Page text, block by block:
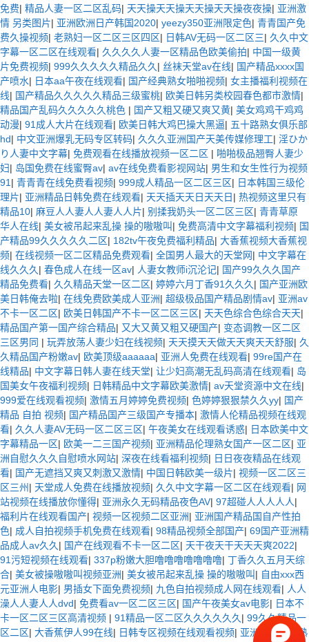
免费| 精品人妻一区二区乱码| 天天操天天操天天操天天操夜夜操| 亚洲激
情 另类图片| 亚洲欧洲日产韩国2020| yeezy350亚洲限定色| 青青国产免
费久操视频| 老熟妇一区二区三区四区| 日韩AV无码一区二区三| 久久中文
字幕一区二区在线观看| 久久久久人妻一区精品色欧美偷拍| 中国一级黄
片免费视频| 999久久久久久精品久久 | 丝袜天堂av在线| 国产精品xxxx国
产喷水| 日本aa午夜在线观看| 国产经典熟女啪啪视频| 女主播福利视频在
线| 国产精品久久久久久精品三级蜜桃| 欧美日韩另类校园春色都市激情|
精品国产乱码久久久久久桃色 | 国产又粗又硬又爽又黄| 美女鸡鸡干鸡鸡
动漫| 91成人大片在线观看| 欧美日韩大鸡巴操大黑逼| 五十路熟女俱乐部
hd| 中文亚洲爆乳无码专区转码| 久久久亚洲国产天美传媒修理工| 淫ひか
り人妻中文字幕| 免费观看在线播放视频一区二区 | 啪啪极品翘臀人妻少
妇| 岛国免费在线蜜臀av| av在线免费看影视网站| 男生和女生性行为视频
91 | 青青青在线免费看视频| 999成人精品一区二区三区| 日本韩国三级伦
理片| 亚洲精品日韩免费在线观看| 天天插天天日天天日 | 热视频这里只有
精品10| 麻豆人人妻人人妻人人片| 别揉我奶头一区二区三区| 青青草原
华人在线| 美女被吊起来乱操 操的嗷嗷叫| 免费高清中文字幕福利视频| 国
产精品99久久久久久二区| 182tv午夜免费福利精品| 大香蕉视频大香蕉视
频| 在线视频一区二区精品免费观看| 全国男人最大的天堂网| 中文字幕在
线久久久 | 春色成人在线一区av| 人妻女教师i沉沦记| 国产99久久久国产
精品免费看| 久久精品天堂一区二区| 婷婷六月丁香91久久久 | 国产亚洲欧
美日韩俺去啦| 在线免费欧美成人亚洲| 超级极品国产精品剧情av| 亚洲av
不卡一区二区| 欧美日韩国产不卡一区二区三区| 天天色综合色综合天天|
精品国产第一国产综合精品| 又大又黄又粗又硬国产| 变态调教一区二区
三区男同 | 玩弄放荡人妻少妇在线视频| 天天摸天天做天天爽天天舒服| 久
久精品国产粉嫩av| 欧美顶级aaaaaa| 亚洲人免费在线观看| 99re国产在
线精品| 中文字幕日韩人妻在线天堂| 让少妇高潮无乱码高清在线观看| 岛
国美女午夜福利视频| 日韩精品中文字幕欧美激情| av天堂资源中文在线|
999爱在线观看视频| 激情五月婷婷免费视频| 色婷婷狠狠禁久久yy| 国产
精品 自拍 视频| 国产精品国产三级国产专播本| 激情人伦精品视频在线观
看| 久久人妻AV无码一区二区三区| 午夜美女在线观看诱惑| 日本欧美中文
字幕精品一区| 欧美一二三国产视频| 亚洲精品伦理熟女国产一区二区| 亚
洲自慰久久久自慰喷水网站| 深夜在线看福利视频| 日日夜夜精品在线观
看| 国产无遮挡又爽又刺激又激情| 中国日韩欧美一级片| 视频一区二区三
区三州 | 天堂成人免费在线播放视频| 久久中文字幕一区二区在线观看| 网
站视频在线播放你懂得| 亚洲永久无码精品夜色AV| 97超碰人人人人人|
福利片在线观看国产| 视频一区视频二区亚洲| 亚洲国产精品国自产性拍
色| 成人自拍视频手机免费在线观看| 98精品视频全部国产| 69国产亚洲精
品成人av久久 | 国产在线观看不卡一区二区| 天干夜天干天天天爽2022|
91污短视频在线观看| 337p粉嫩大胆噜噜噜噜噜噜噜| 丁香久久五月天综
合| 美女被操嗷嗷叫视频亚洲| 美女被吊起来乱操 操的嗷嗷叫| 自由xxx西
元亚洲人电影| 男插女下面免费视频| 九色自拍视频成人网在线观看| 人人
澡人人妻人人dvd| 免费看av一区二区三区| 国产午夜美女av电影| 日本不
卡一区二区三区高清视频 | 91精品一区二区久久久久久久 | 99久久精品一
区二区| 大香蕉伊人99在线| 日韩专区视频在线观看视频| 亚洲国产精品熟